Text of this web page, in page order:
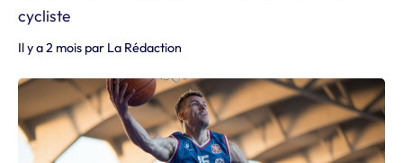
cycliste
Il y a 2 mois par La Rédaction